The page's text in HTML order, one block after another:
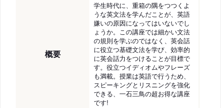
概要
学生時代に、重箱の隅をつつくよ
うな英文法を学んだことが、英語
嫌いの原因になってはいないでし
ょうか。この講座では細かい文法
の規則を学ぶのではなく、英会話
に役立つ基礎文法を学び、効率的
に英会話力をつけることが目標で
す。役立つイディオムやフレーズ
も満載。授業は英語で行うため、
スピーキングとリスニングを強化
できる、一石三鳥の超お得な講座
です!